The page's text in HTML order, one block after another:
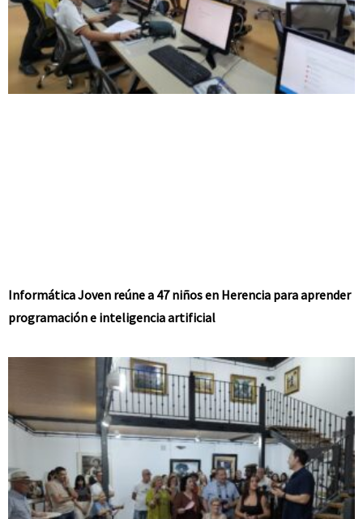
Informática Joven reúne a 47 niños en Herencia para aprender
programación e inteligencia artificial